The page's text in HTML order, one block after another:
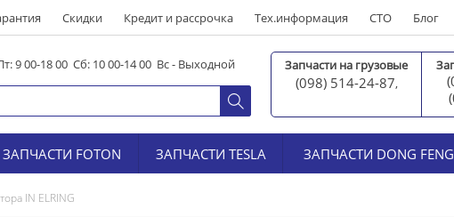
Скидки Кредит и рассрочка Тех.информация СТО Блог
9 00-18 00 Сб: 10 00-14 00 Вс - Выходной Запчасти на грузовые
(098) 514-24-87,
ЗАПЧАСТИ FOTON ЗАПЧАСТИ TESLA ЗАПЧАСТИ DONG FENG
IN ELRING